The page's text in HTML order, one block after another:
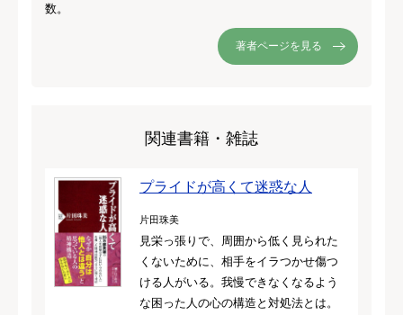
数。
著者ページを見る
関連書籍・雑誌
プライドが高くて迷惑な人
片田珠美
見栄っ張りで、周囲から低く見られた
くないために、相手をイラつかせ傷つ
ける人がいる。我慢できなくなるよう
な困った人の心の構造と対処法とは。